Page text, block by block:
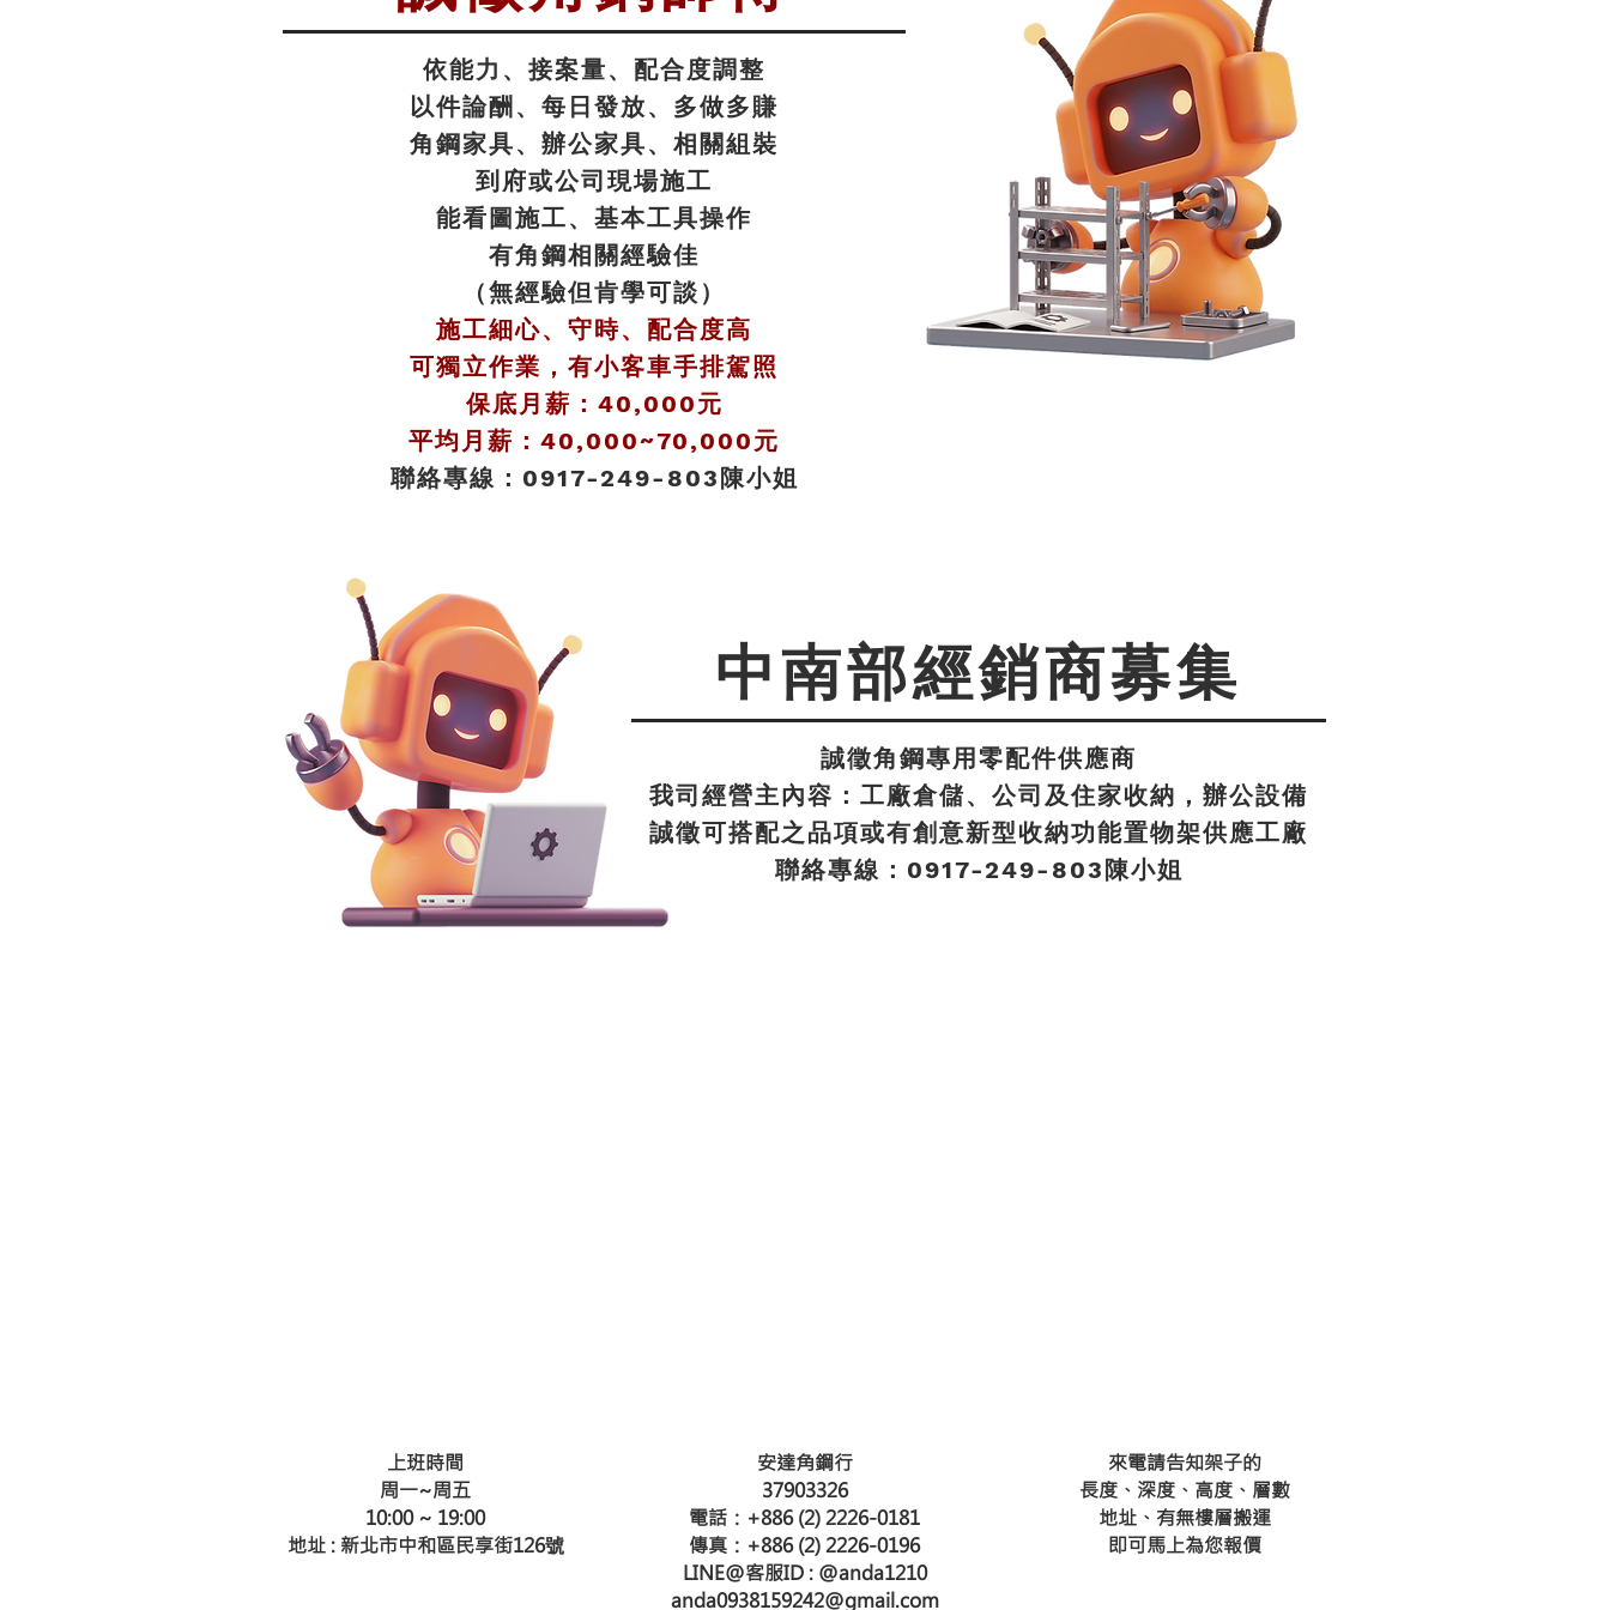
依能力、接案量、 配合度調整
以件論酬、每日發放、多做多賺
角鋼家具、辦公家具、相關組裝
到府或公司現場施工
能看圖施工、基本工具操作
有角鋼相關經驗佳
（無經驗但肯學可談）
施工細心、守時、配合度高
可獨立作業，有小客車手排駕照
保底月薪：40,000元
平均月薪：40,000~70,000元
聯絡專線：0917-249-803陳小姐
中南部經銷商募集
誠徵角鋼專用零配件供應商
我司經營主內容：工廠倉儲、公司及住家收納，辦公設備
誠徵可搭配之品項或有創意新型收納功能置物架供應工廠
聯絡專線：0917-249-803陳小姐
上班時間
周一~周五
​10:00 ~ 19:00
地址 : 新北市中和區民享街126號
安達角鋼行
37903326
電話： +886 (2) 2226-0181
傳真：+886 (2) 2226-0196
LINE@客服ID : @anda1210
anda0938159242@gmail.com
來電請告知架子的
長度、深度、高度、層數
地址、有無樓層搬運
​即可馬上為您報價